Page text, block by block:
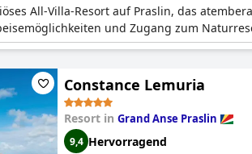
All-Villa-Resort auf Praslin, das
und Zugang zum
Constance Lemuria
Resort in Grand Anse Praslin
9,4 Hervorragend